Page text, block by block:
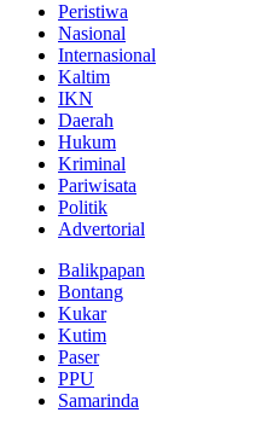
Peristiwa
Nasional
Internasional
Kaltim
IKN
Daerah
Hukum
Kriminal
Pariwisata
Politik
Advertorial
Balikpapan
Bontang
Kukar
Kutim
Paser
PPU
Samarinda